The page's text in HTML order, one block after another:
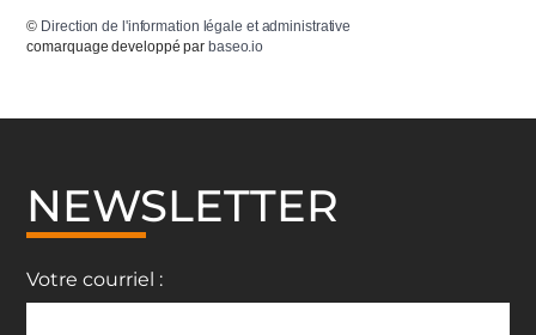
© Direction de l'information légale et administrative
comarquage developpé par baseo.io
NEWSLETTER
Votre courriel :